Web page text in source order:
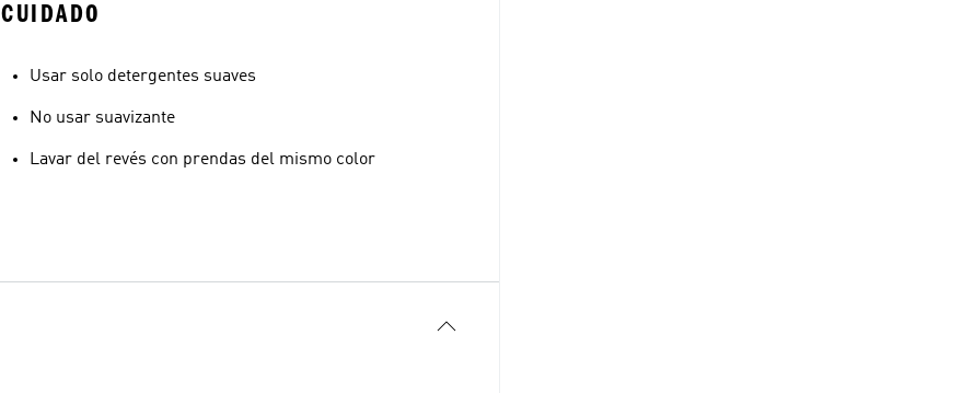
CUIDADO
Usar solo detergentes suaves
No usar suavizante
Lavar del revés con prendas del mismo color